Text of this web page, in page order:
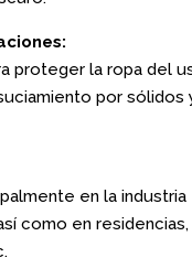
proteger la ropa del
por sólidos
en la industria
como en